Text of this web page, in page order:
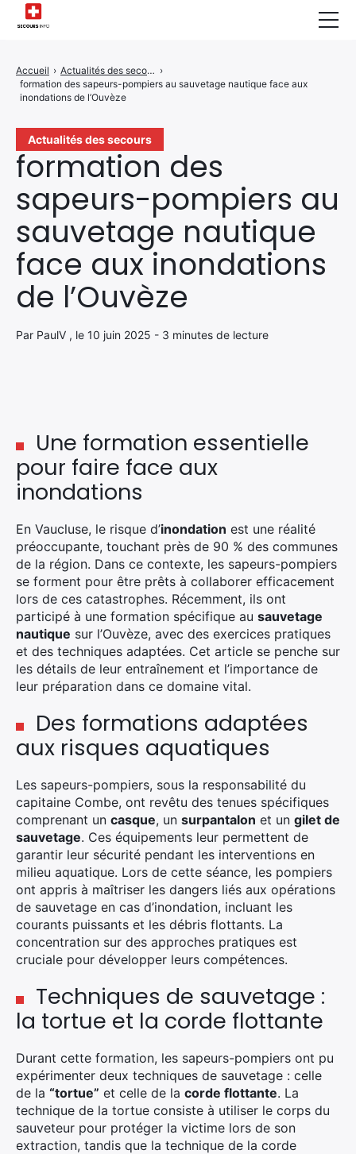
Actualités des secours
formation des
sapeurs-pompiers au
sauvetage nautique
face aux inondations
de l’Ouvèze
Par PaulV , le 10 juin 2025 - 3 minutes de lecture
Accueil › Actualités des secours ›
formation des sapeurs-pompiers au sauvetage nautique face aux
inondations de l’Ouvèze
Une formation essentielle
pour faire face aux
inondations
En Vaucluse, le risque d’inondation est une réalité
préoccupante, touchant près de 90 % des communes
de la région. Dans ce contexte, les sapeurs-pompiers
se forment pour être prêts à collaborer efficacement
lors de ces catastrophes. Récemment, ils ont
participé à une formation spécifique au sauvetage
nautique sur l’Ouvèze, avec des exercices pratiques
et des techniques adaptées. Cet article se penche sur
les détails de leur entraînement et l’importance de
leur préparation dans ce domaine vital.
Des formations adaptées
aux risques aquatiques
Les sapeurs-pompiers, sous la responsabilité du
capitaine Combe, ont revêtu des tenues spécifiques
comprenant un casque, un surpantalon et un gilet de
sauvetage. Ces équipements leur permettent de
garantir leur sécurité pendant les interventions en
milieu aquatique. Lors de cette séance, les pompiers
ont appris à maîtriser les dangers liés aux opérations
de sauvetage en cas d’inondation, incluant les
courants puissants et les débris flottants. La
concentration sur des approches pratiques est
cruciale pour développer leurs compétences.
Techniques de sauvetage :
la tortue et la corde flottante
Durant cette formation, les sapeurs-pompiers ont pu
expérimenter deux techniques de sauvetage : celle
de la “tortue” et celle de la corde flottante. La
technique de la tortue consiste à utiliser le corps du
sauveteur pour protéger la victime lors de son
extraction, tandis que la technique de la corde
Infos & Conseils
Actualités des Secours
Santé & Bien-être
A propos de Nous
Contactez-nous
Politique de Confidentialité